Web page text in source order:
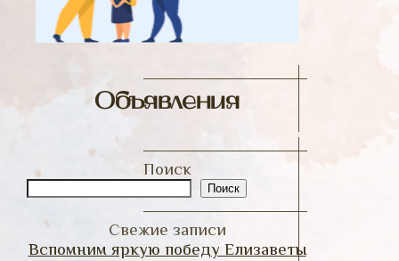
Объявления
Поиск
Поиск
Свежие записи
Вспомним яркую победу Елизаветы